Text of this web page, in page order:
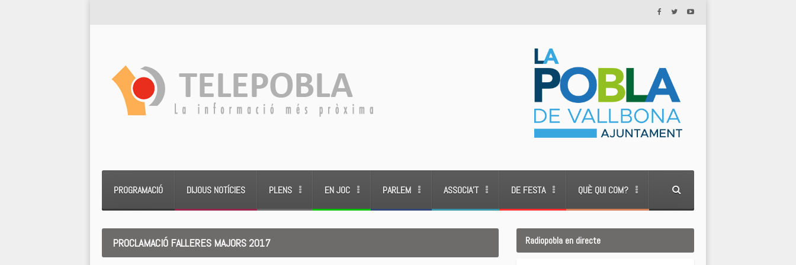
PROGRAMACIÓ DIJOUS NOTÍCIES PLENS EN JOC PARLEM ASSOCIA’T DE FESTA QUÈ QUI COM?
PROCLAMACIÓ FALLERES MAJORS 2017 Radiopobla en directe